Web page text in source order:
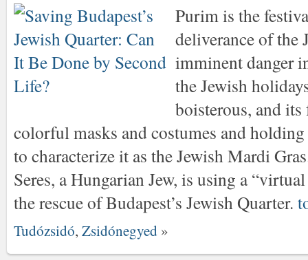
Purim is the
deliverance of the
imminent danger
the Jewish
boisterous, and
colorful masks and costumes and
to characterize it as the Jewish Mardi
Seres, a Hungarian Jew, is using a
the rescue of Budapest’s Jewish Quarter.
Tudózsidó, Zsidónegyed »